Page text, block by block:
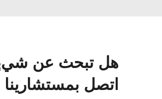
هل تبحث عن شيءٍ
اتصل